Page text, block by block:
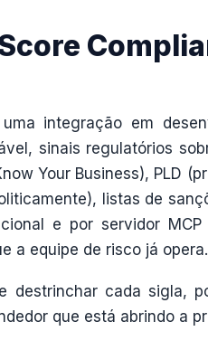
integração em
sinais regulatórios
Your Business), PLD
listas de
e por servidor
a equipe de risco já opera.
destrinchar cada sigla,
que está abrindo a